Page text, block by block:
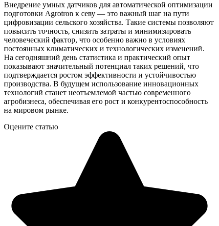
Внедрение умных датчиков для автоматической оптимизации
подготовки Agrotron к севу — это важный шаг на пути
цифровизации сельского хозяйства. Такие системы позволяют
повысить точность, снизить затраты и минимизировать
человеческий фактор, что особенно важно в условиях
постоянных климатических и технологических изменений.
На сегодняшний день статистика и практический опыт
показывают значительный потенциал таких решений, что
подтверждается ростом эффективности и устойчивостью
производства. В будущем использование инновационных
технологий станет неотъемлемой частью современного
агробизнеса, обеспечивая его рост и конкурентоспособность
на мировом рынке.
Оцените статью